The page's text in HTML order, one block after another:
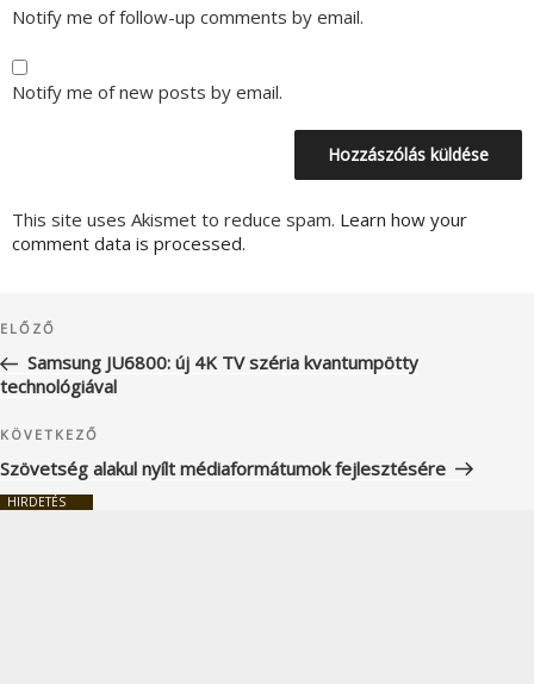
Notify me of follow-up comments by email.
Notify me of new posts by email.
This site uses Akismet to reduce spam. Learn how your
comment data is processed.
navigáció
Korábbi
bejegyzés
ELŐZŐ
Samsung JU6800: új 4K TV széria kvantumpötty
technológiával
Következő
bejegyzés
KÖVETKEZŐ
Szövetség alakul nyílt médiaformátumok fejlesztésére
HIRDETÉS